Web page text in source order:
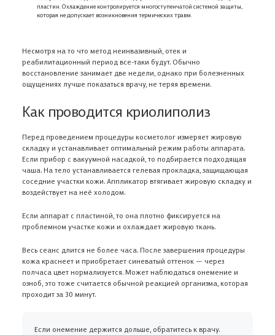
пластин. Охлаждение контролируется многоступенчатой системой защиты,
которая не допускает возникновения термических травм.
Несмотря на то что метод неинвазивный, отек и
реабилитационный период все-таки будут. Обычно
восстановление занимает две недели, однако при болезненных
ощущениях лучше показаться врачу, не теряя времени.
Как проводится криолиполиз
Перед проведением процедуры косметолог измеряет жировую
складку и устанавливает оптимальный режим работы аппарата.
Если прибор с вакуумной насадкой, то подбирается подходящая
чаша. На тело устанавливается гелевая прокладка, защищающая
соседние участки кожи. Аппликатор втягивает жировую складку и
воздействует на неё холодом.
Если аппарат с пластиной, то она плотно фиксируется на
проблемном участке кожи и охлаждает жировую ткань.
Весь сеанс длится не более часа. После завершения процедуры
кожа краснеет и приобретает синеватый оттенок — через
полчаса цвет нормализуется. Может наблюдаться онемение и
озноб, это тоже считается обычной реакцией организма, которая
проходит за 30 минут.
Если онемение держится дольше, обратитесь к врачу.